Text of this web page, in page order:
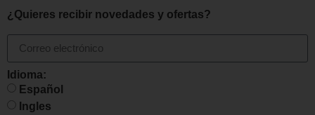
¿Quieres recibir novedades y ofertas?
Idioma:
Español
Ingles